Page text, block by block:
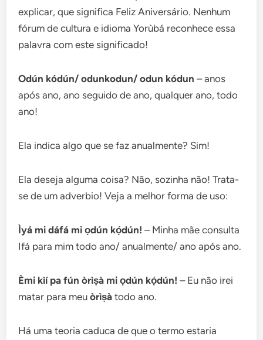
explicar, que significa Feliz Aniversário. Nenhum
fórum de cultura e idioma Yorùbá reconhece essa
palavra com este significado!
Odún kódún/ odunkodun/ odun kódun – anos
após ano, ano seguido de ano, qualquer ano, todo
ano!
Ela indica algo que se faz anualmente? Sim!
Ela deseja alguma coisa? Não, sozinha não! Trata-
se de um adverbio! Veja a melhor forma de uso:
Ìyá mi dáfá mi ọdún kọ́dún! – Minha mãe consulta
Ifá para mim todo ano/ anualmente/ ano após ano.
Èmi kìí pa fún òrìṣà mi ọdún kọ́dún! – Eu não irei
matar para meuòrìṣàtodo ano.
Há uma teoria caduca de que o termo estaria